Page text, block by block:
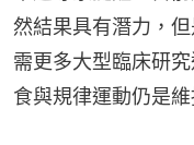
然結果具有潛力，
需更多大型臨床研
食與規律運動仍是